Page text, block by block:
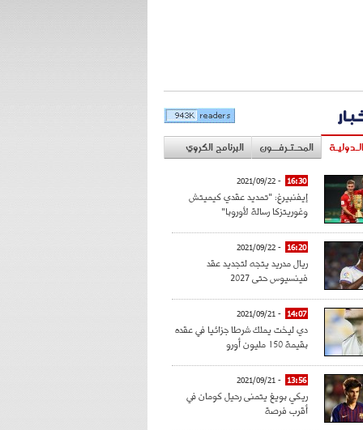
المحـتـرفــون البرنامج الكروي
16:30
- 2021/09/22
إيفنبيرغ: "تمديد عقدي كيميتش
وغوريتزكا رسالة لأوروبا"
16:20
- 2021/09/22
ريال مدريد يتجه لتجديد عقد
فينسيوس حتى 2027
14:07
- 2021/09/21
دي ليخت يملك شرطا جزائيا في عقده
بقيمة 150 مليون أورو
13:56
- 2021/09/21
ريكي بويغ يتمنى رحيل كومان في
أقرب فرصة